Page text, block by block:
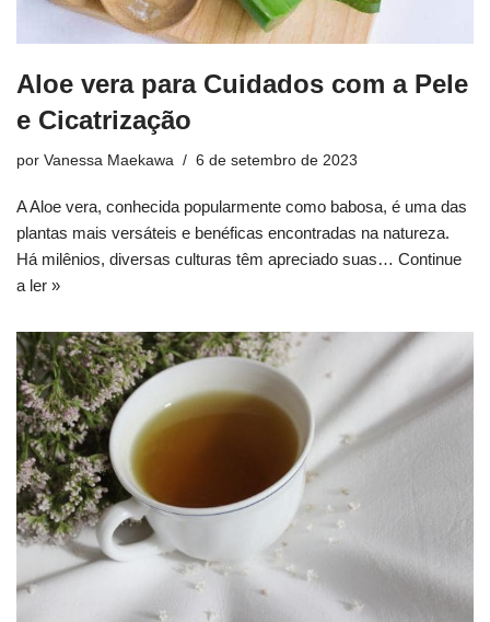
Aloe vera para Cuidados com a Pele
e Cicatrização
por Vanessa Maekawa 6 de setembro de 2023
A Aloe vera, conhecida popularmente como babosa, é uma das
plantas mais versáteis e benéficas encontradas na natureza.
Há milênios, diversas culturas têm apreciado suas… Continue
a ler »